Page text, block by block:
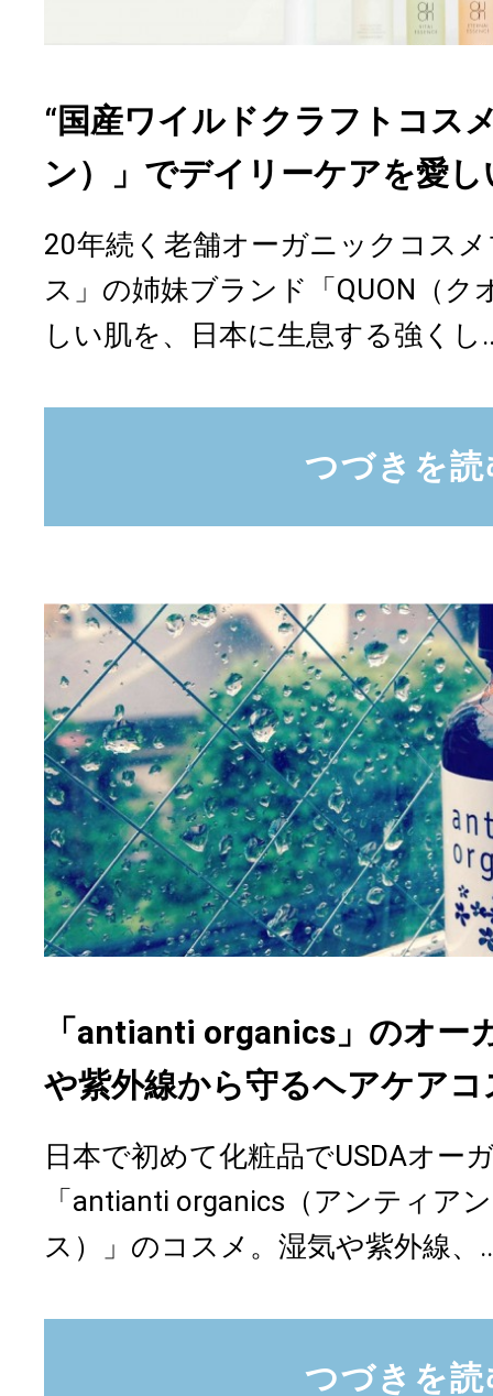
“国産ワイルドクラフトコス
ン）」でデイリーケアを愛
20年続く老舗オーガニックコス
ス」の姉妹ブランド「QUON（ク
しい肌を、日本に生息する強くし
つづきを読
「antianti organics」のオー
や紫外線から守るヘアケアコ
日本で初めて化粧品でUSDAオー
「antianti organics（アンティア
ス）」のコスメ。湿気や紫外線、
つづきを読